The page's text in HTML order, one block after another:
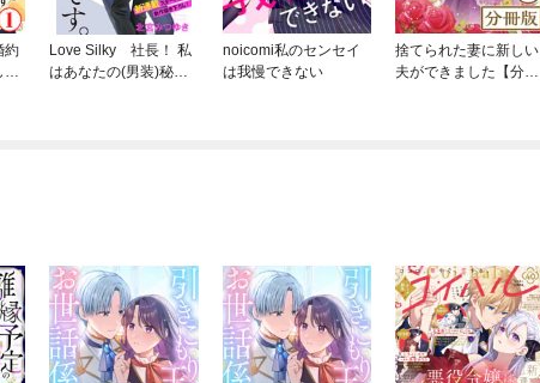
約
て
Love Silky 社長！ 私
はあなたの(男装)秘書
noicomi私のセンセイ
は我慢できない
捨てられた妻に新しい
夫ができました【分冊